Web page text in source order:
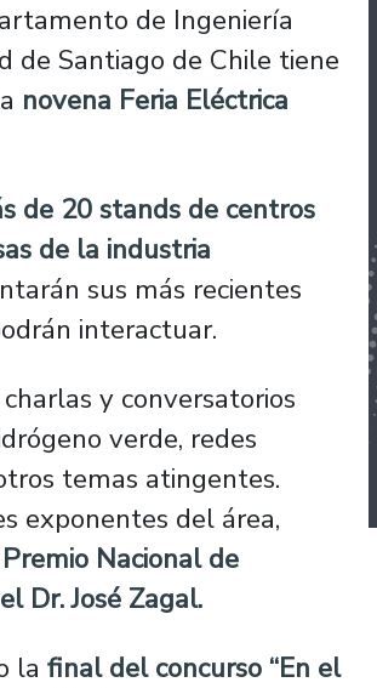
de Ingeniería
de Santiago de Chile tiene
novena Feria Eléctrica
de 20 stands de centros
de la industria
sus más recientes
interactuar.
y conversatorios
verde, redes
temas atingentes.
exponentes del área,
Premio Nacional de
Dr. José Zagal.
la final del concurso “En el